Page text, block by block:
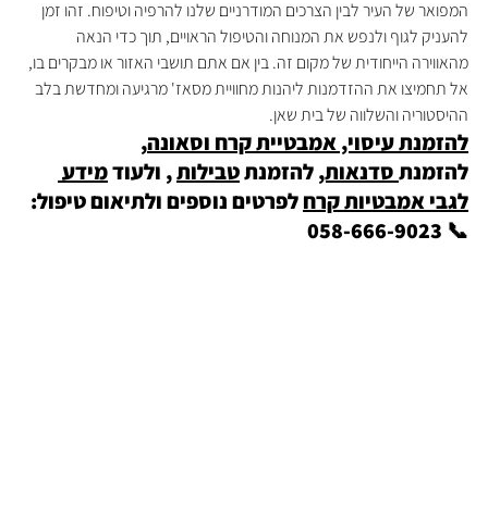
המפואר של העיר לבין הצרכים המודרניים שלנו להרפיה וטיפוח. זהו זמן
להעניק לגוף ולנפש את המנוחה והטיפול הראויים, תוך כדי הנאה
מהאווירה הייחודית של מקום זה. בין אם אתם תושבי האזור או מבקרים בו,
אל תחמיצו את ההזדמנות ליהנות מחוויית מסאז' מרגיעה ומחדשת בלב
ההיסטוריה והשלווה של בית שאן.
להזמנת עיסוי, אמבטיית קרח וסאונה,
להזמנת סדנאות, להזמנת טבילות , ולעוד מידע
לגבי אמבטיות קרח לפרטים נוספים ולתיאום טיפול:
📞 058-666-9023